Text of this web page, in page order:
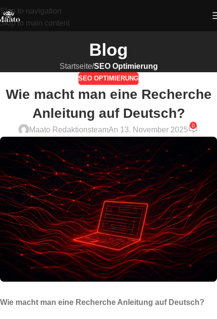
Skip to navigation
Skip to main content
Blog
Startseite/SEO Optimierung
SEO OPTIMIERUNG
Wie macht man eine Recherche
Anleitung auf Deutsch?
Maato RedaktionsteamAn 13. November 2025
0
Wie macht man eine Recherche Anleitung auf Deutsch?